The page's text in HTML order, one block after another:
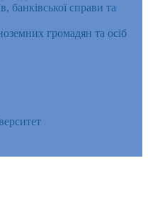
банківської справи та
громадян та осіб